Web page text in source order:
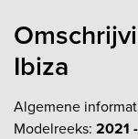
Ibiza
Algemene
Modelreeks: 2021